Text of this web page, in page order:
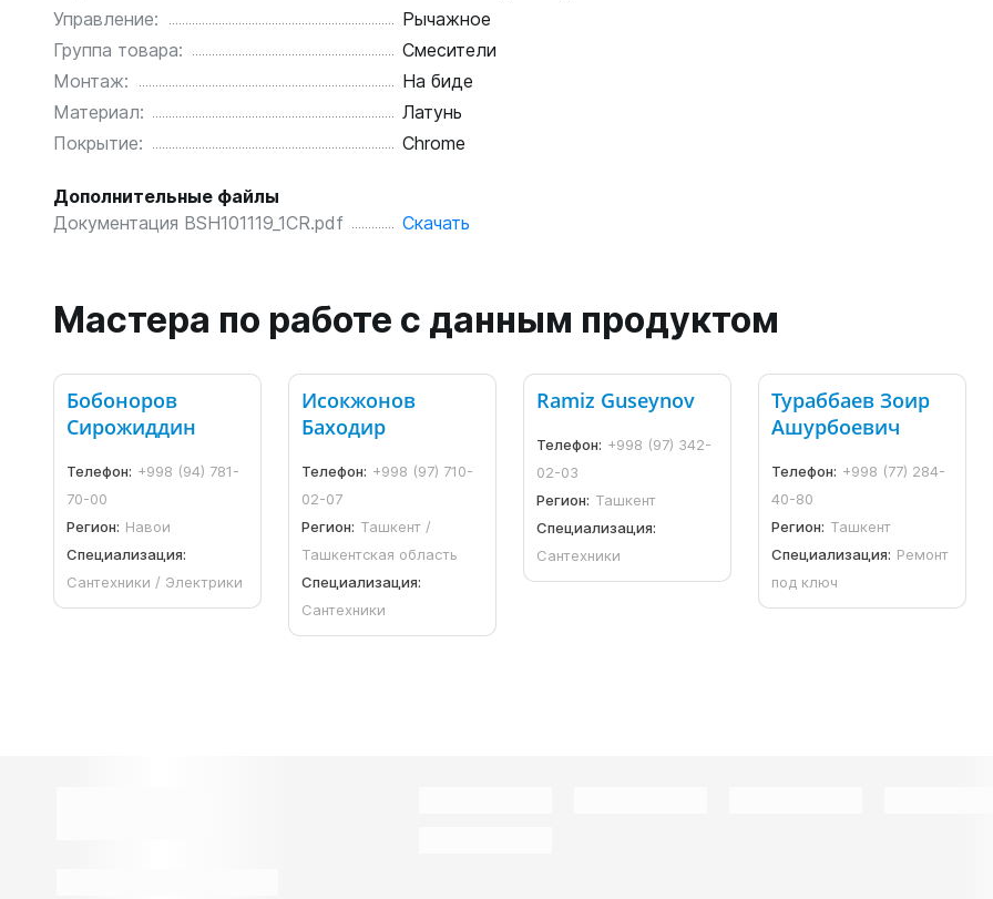
Управление:
Рычажное
Группа товара:
Смесители
Монтаж:
На биде
Материал:
Латунь
Покрытие:
Chrome
Дополнительные файлы
Документация BSH101119_1CR.pdf
Скачать
Мастера по работе с данным продуктом
Бобоноров
Сирожиддин
Телефон: +998 (94) 781-
70-00
Регион: Навои
Специализация:
Сантехники / Электрики
Исокжонов
Баходир
Телефон: +998 (97) 710-
02-07
Регион: Ташкент /
Ташкентская область
Специализация:
Сантехники
Ramiz Guseynov
Телефон: +998 (97) 342-
02-03
Регион: Ташкент
Специализация:
Сантехники
Тураббаев Зоир
Ашурбоевич
Телефон: +998 (77) 284-
40-80
Регион: Ташкент
Специализация: Ремонт
под ключ